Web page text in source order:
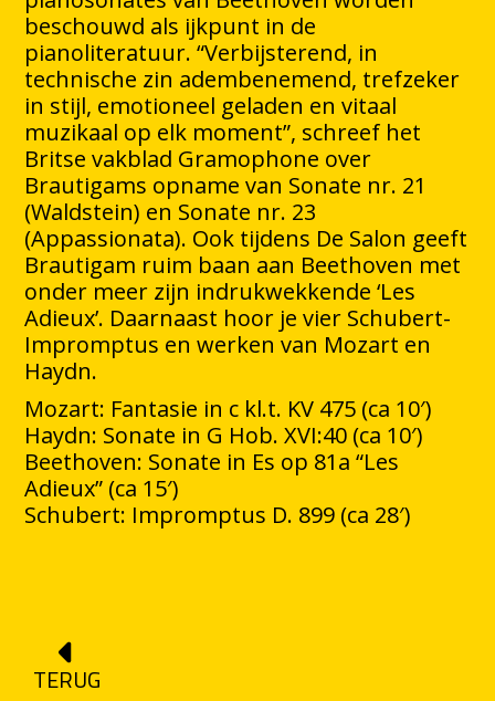
beschouwd als ijkpunt in de
pianoliteratuur. “Verbijsterend, in
technische zin adembenemend, trefzeker
in stijl, emotioneel geladen en vitaal
muzikaal op elk moment”, schreef het
Britse vakblad Gramophone over
Brautigams opname van Sonate nr. 21
(Waldstein) en Sonate nr. 23
(Appassionata). Ook tijdens De Salon geeft
Brautigam ruim baan aan Beethoven met
onder meer zijn indrukwekkende ‘Les
Adieux’. Daarnaast hoor je vier Schubert-
Impromptus en werken van Mozart en
Haydn.
Mozart: Fantasie in c kl.t. KV 475 (ca 10′)
Haydn: Sonate in G Hob. XVI:40 (ca 10′)
Beethoven: Sonate in Es op 81a “Les
Adieux” (ca 15′)
Schubert: Impromptus D. 899 (ca 28′)
TERUG